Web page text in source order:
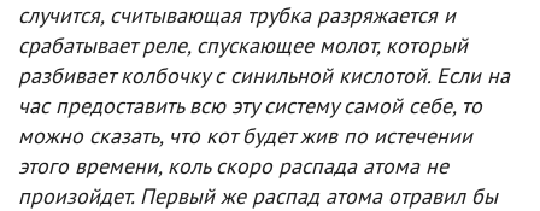
случится, считывающая трубка разряжается и
срабатывает реле, спускающее молот, который
разбивает колбочку с синильной кислотой. Если на
час предоставить всю эту систему самой себе, то
можно сказать, что кот будет жив по истечении
этого времени, коль скоро распада атома не
произойдет. Первый же распад атома отравил бы